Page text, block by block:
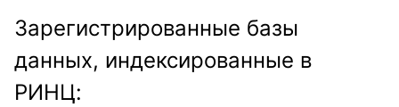
Зарегистрированные базы
данных, индексированные в
РИНЦ: